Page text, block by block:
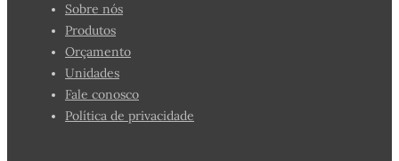
Sobre nós
Produtos
Orçamento
Unidades
Fale conosco
Política de privacidade